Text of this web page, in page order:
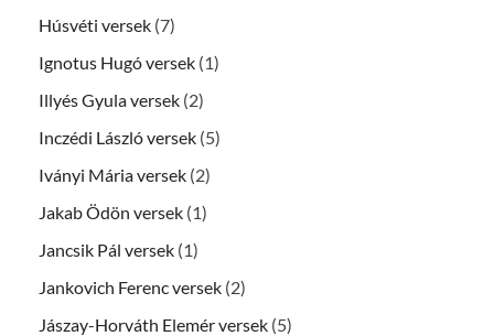
Húsvéti versek (7)
Ignotus Hugó versek (1)
Illyés Gyula versek (2)
Inczédi László versek (5)
Iványi Mária versek (2)
Jakab Ödön versek (1)
Jancsik Pál versek (1)
Jankovich Ferenc versek (2)
Jászay-Horváth Elemér versek (5)